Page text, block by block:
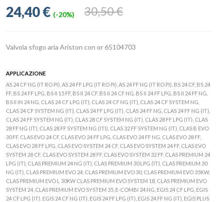
30,50 €
24,40 € (-20%)
Valvola sfogo aria Ariston con or 65104703
APPLICAZIONE
AS 24 CF NG (IT RO PI), AS 24 FF LPG (IT RO PI), AS 24 FF NG (IT RO PI), BS 24 CF, BS 24
FF, BS 24 FF LPG, BS II 15 FF, BS II 24 CF, BS II 24 CF NG, BS II 24 FF LPG, BS II 24 FF NG,
BS II IN 24 NG, CLAS 24 CF LPG (IT), CLAS 24 CF NG (IT), CLAS 24 CF SYSTEM NG,
CLAS 24 CF SYSTEM NG (IT), CLAS 24 FF LPG (IT), CLAS 24 FF NG, CLAS 24 FF NG (IT),
CLAS 24 FF SYSTEM NG (IT), CLAS 28 CF SYSTEM NG (IT), CLAS 28 FF LPG (IT), CLAS
28 FF NG (IT), CLAS 28 FF SYSTEM NG (ITI), CLAS 32 FF SYSTEM NG (IT), CLAS B EVO
30 FF, CLAS EVO 24 CF, CLAS EVO 24 FF LPG, CLAS EVO 24 FF NG, CLAS EVO 28 FF,
CLAS EVO 28 FF LPG, CLAS EVO SYSTEM 24 CF, CLAS EVO SYSTEM 24 FF, CLAS EVO
SYSTEM 28 CF, CLAS EVO SYSTEM 28 FF, CLAS EVO SYSTEM 32 FF, CLAS PREMIUM 24
LPG (IT), CLAS PREMIUM 24 NG (IT), CLAS PREMIUM 30 LPG (IT), CLAS PREMIUM 30
NG (IT), CLAS PREMIUM EVO 24, CLAS PREMIUM EVO 30, CLAS PREMIUM EVO 35KW,
CLAS PREMIUM EVO L 30KW CLAS PREMIUM EVO SYSTEM 18, CLAS PREMIUM EVO
SYSTEM 24, CLAS PREMIUM EVO SYSTEM 35, E-COMBI 24 NG, EGIS 24 CF LPG, EGIS
24 CF LPG (IT), EGIS 24 CF NG (IT), EGIS 24 FF LPG (IT), EGIS 24 FF NG (IT), EGIS PLUS